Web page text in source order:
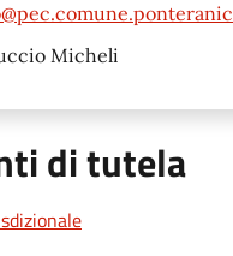
Micheli
di tutela